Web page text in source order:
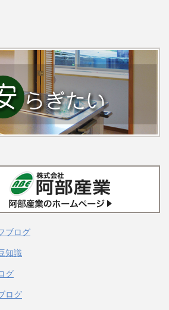
ブログ
知識
グ
ログ